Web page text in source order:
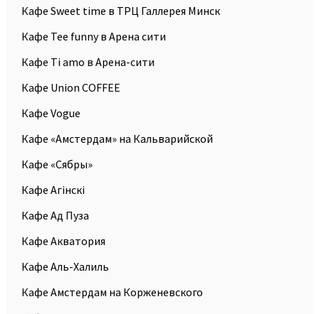
Кафе Sweet time в ТРЦ Галлерея Минск
Кафе Tee funny в Арена сити
Кафе Ti amo в Арена-сити
Кафе Union COFFEE
Кафе Vogue
Кафе «Амстердам» на Кальварийской
Кафе «Сябры»
Кафе Агiнскi
Кафе Ад Пуза
Кафе Акватория
Кафе Аль-Халиль
Кафе Амстердам на Корженевского